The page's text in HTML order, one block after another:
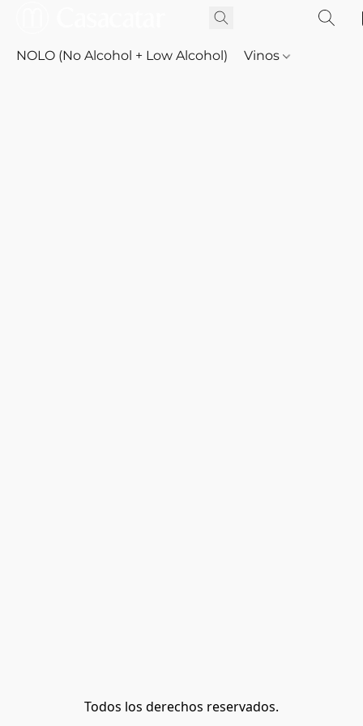
NOLO (No Alcohol + Low Alcohol) Vinos
Todos los derechos reservados.